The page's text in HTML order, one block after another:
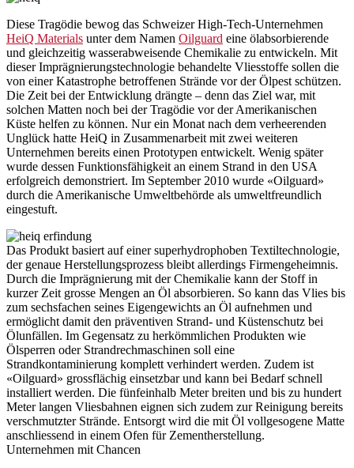
Diese Tragödie bewog das Schweizer High-Tech-Unternehmen
HeiQ Materials unter dem Namen Oilguard eine ölabsorbierende
und gleichzeitig wasserabweisende Chemikalie zu entwickeln. Mit
dieser Imprägnierungstechnologie behandelte Vliesstoffe sollen die
von einer Katastrophe betroffenen Strände vor der Ölpest schützen.
Die Zeit bei der Entwicklung drängte – denn das Ziel war, mit
solchen Matten noch bei der Tragödie vor der Amerikanischen
Küste helfen zu können. Nur ein Monat nach dem verheerenden
Unglück hatte HeiQ in Zusammenarbeit mit zwei weiteren
Unternehmen bereits einen Prototypen entwickelt. Wenig später
wurde dessen Funktionsfähigkeit an einem Strand in den USA
erfolgreich demonstriert. Im September 2010 wurde «Oilguard»
durch die Amerikanische Umweltbehörde als umweltfreundlich
eingestuft.
Das Produkt basiert auf einer superhydrophoben Textiltechnologie,
der genaue Herstellungsprozess bleibt allerdings Firmengeheimnis.
Durch die Imprägnierung mit der Chemikalie kann der Stoff in
kurzer Zeit grosse Mengen an Öl absorbieren. So kann das Vlies bis
zum sechsfachen seines Eigengewichts an Öl aufnehmen und
ermöglicht damit den präventiven Strand- und Küstenschutz bei
Ölunfällen. Im Gegensatz zu herkömmlichen Produkten wie
Ölsperren oder Strandrechmaschinen soll eine
Strandkontaminierung komplett verhindert werden. Zudem ist
«Oilguard» grossflächig einsetzbar und kann bei Bedarf schnell
installiert werden. Die fünfeinhalb Meter breiten und bis zu hundert
Meter langen Vliesbahnen eignen sich zudem zur Reinigung bereits
verschmutzter Strände. Entsorgt wird die mit Öl vollgesogene Matte
anschliessend in einem Ofen für Zementherstellung.
Unternehmen mit Chancen